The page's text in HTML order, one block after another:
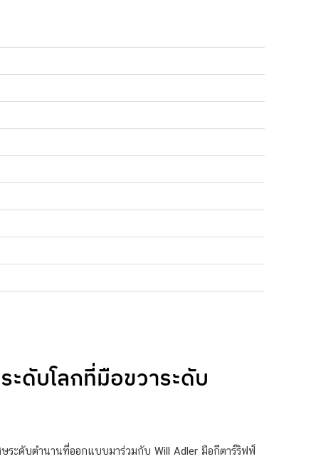
ดับโลกที่มือขวาระดับ
ระดับตำนานที่ออกแบบมาร่วมกับ Will Adler มือกีตาร์ริฟฟ์